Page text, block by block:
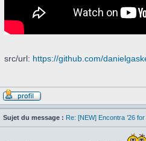
src/url: https://github.com/
Sujet du message : Re: [NEW] Encontra ’26